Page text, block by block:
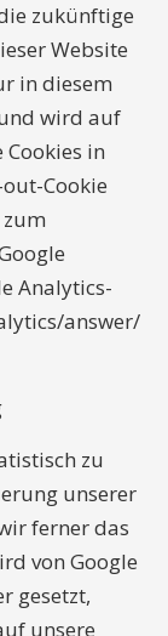
zukünftige
Website
in diesem
wird auf
Cookies in
Cookie
Analytics-
answer/
zu
unserer
ferner das
von Google
gesetzt,
unsere